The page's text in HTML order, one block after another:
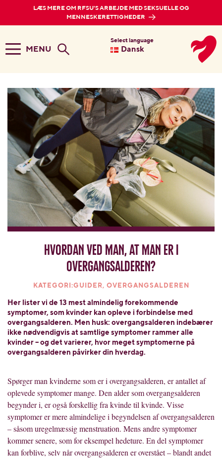
LÆS MERE OM RFSU'S ARBEJDE MED SEKSUELLE OG
MENNESKERETTIGHEDER
MENU
Select language
Dansk
Hvordan ved man, at man er i
overgangsalderen?
KATEGORI:GUIDER, OVERGANGSALDEREN
Her lister vi de 13 mest almindelig forekommende
symptomer, som kvinder kan opleve i forbindelse med
overgangsalderen. Men husk: overgangsalderen indebærer
ikke nødvendigvis at samtlige symptomer rammer alle
kvinder – og det varierer, hvor meget symptomerne på
overgangsalderen påvirker din hverdag.
Spørger man kvinderne som er i overgangsalderen, er antallet af
oplevede symptomer mange. Den alder som overgangsalderen
begynder i, er også forskellig fra kvinde til kvinde. Visse
symptomer er mere almindelige i begyndelsen af overgangsalderen
– såsom uregelmæssig menstruation. Mens andre symptomer
kommer senere, som for eksempel hedeture. En del symptomer
kan forblive, selv når overgangsalderen er overstået – blandt andet